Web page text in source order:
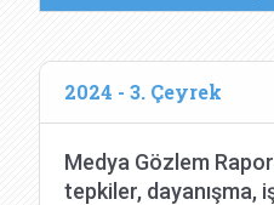
2024 - 3. Çeyrek
Medya Gözlem
tepkiler, dayanışma,